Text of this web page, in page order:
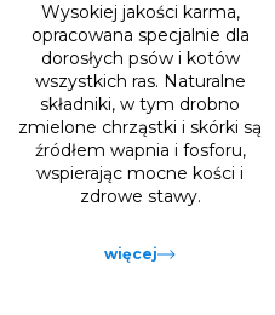
Wysokiej jakości karma,
opracowana specjalnie dla
dorosłych psów i kotów
wszystkich ras. Naturalne
składniki, w tym drobno
zmielone chrząstki i skórki są
źródłem wapnia i fosforu,
wspierając mocne kości i
zdrowe stawy.
więcej